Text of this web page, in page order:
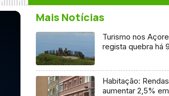
Mais Notícias
Turismo nos
regista quebra há
Habitação:
aumentar 2,5%